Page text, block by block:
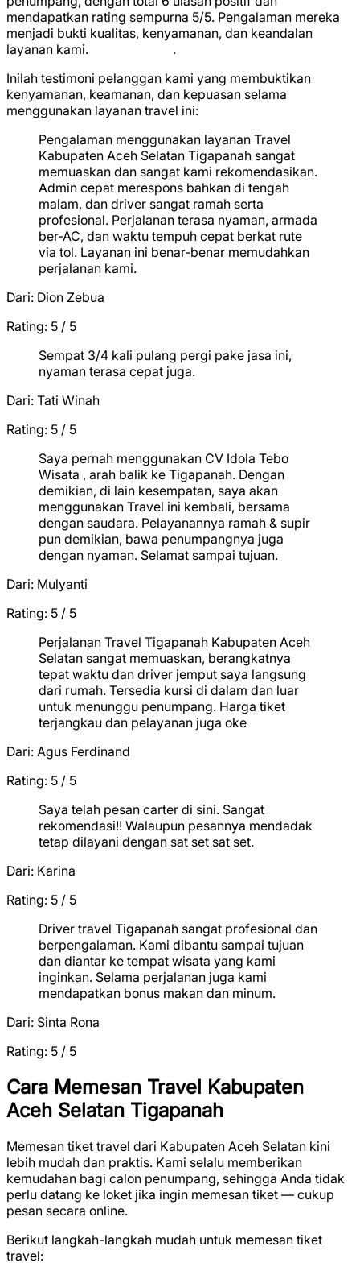
mendapatkan rating sempurna 5/5. Pengalaman mereka
menjadi bukti kualitas, kenyamanan, dan keandalan
layanan kami.
.
Inilah testimoni pelanggan kami yang membuktikan
kenyamanan, keamanan, dan kepuasan selama
menggunakan layanan travel ini:
Pengalaman menggunakan layanan Travel
Kabupaten Aceh Selatan Tigapanah sangat
memuaskan dan sangat kami rekomendasikan.
Admin cepat merespons bahkan di tengah
malam, dan driver sangat ramah serta
profesional. Perjalanan terasa nyaman, armada
ber-AC, dan waktu tempuh cepat berkat rute
via tol. Layanan ini benar-benar memudahkan
perjalanan kami.
Dari: Dion Zebua
Rating: 5 / 5
Sempat 3/4 kali pulang pergi pake jasa ini,
nyaman terasa cepat juga.
Dari: Tati Winah
Rating: 5 / 5
Saya pernah menggunakan CV Idola Tebo
Wisata , arah balik ke Tigapanah. Dengan
demikian, di lain kesempatan, saya akan
menggunakan Travel ini kembali, bersama
dengan saudara. Pelayanannya ramah & supir
pun demikian, bawa penumpangnya juga
dengan nyaman. Selamat sampai tujuan.
Dari: Mulyanti
Rating: 5 / 5
Perjalanan Travel Tigapanah Kabupaten Aceh
Selatan sangat memuaskan, berangkatnya
tepat waktu dan driver jemput saya langsung
dari rumah. Tersedia kursi di dalam dan luar
untuk menunggu penumpang. Harga tiket
terjangkau dan pelayanan juga oke
Dari: Agus Ferdinand
Rating: 5 / 5
Saya telah pesan carter di sini. Sangat
rekomendasi!! Walaupun pesannya mendadak
tetap dilayani dengan sat set sat set.
Dari: Karina
Rating: 5 / 5
Driver travel Tigapanah sangat profesional dan
berpengalaman. Kami dibantu sampai tujuan
dan diantar ke tempat wisata yang kami
inginkan. Selama perjalanan juga kami
mendapatkan bonus makan dan minum.
Dari: Sinta Rona
Rating: 5 / 5
Cara Memesan Travel Kabupaten
Aceh Selatan Tigapanah
Memesan tiket travel dari Kabupaten Aceh Selatan kini
lebih mudah dan praktis. Kami selalu memberikan
kemudahan bagi calon penumpang, sehingga Anda tidak
perlu datang ke loket jika ingin memesan tiket — cukup
pesan secara online.
Berikut langkah-langkah mudah untuk memesan tiket
travel: